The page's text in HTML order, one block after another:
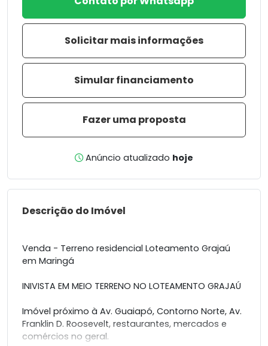
Solicitar mais informações
Simular financiamento
Fazer uma proposta
Anúncio atualizado hoje
Descrição do Imóvel
Venda - Terreno residencial Loteamento Grajaú
em Maringá
INIVISTA EM MEIO TERRENO NO LOTEAMENTO GRAJAÚ
Imóvel próximo à Av. Guaiapó, Contorno Norte, Av.
Franklin D. Roosevelt, restaurantes, mercados e
comércios no geral.